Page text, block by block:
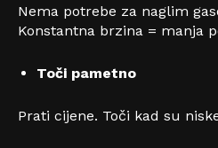
Nema potrebe za naglim
Konstantna brzina = manja
Toči pametno
Prati cijene. Toči kad su